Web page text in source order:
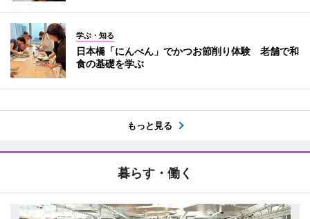
学ぶ・知る
日本橋「にんべん」でかつお節削り体験 老舗で和
食の基礎を学ぶ
もっと見る
暮らす・働く